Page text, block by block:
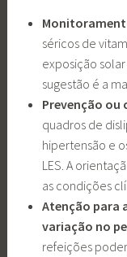
séricos de
exposição
sugestão é a
Prevenção
quadros de
hipertensão e
LES. A
as condições
Atenção para
variação no
refeições